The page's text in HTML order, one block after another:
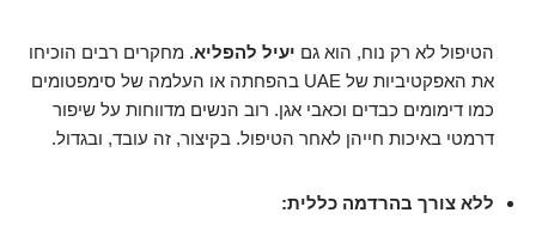
הטיפול לא רק נוח, הוא גם יעיל להפליא. מחקרים רבים הוכיחו
את האפקטיביות של UAE בהפחתה או העלמה של סימפטומים
כמו דימומים כבדים וכאבי אגן. רוב הנשים מדווחות על שיפור
דרמטי באיכות חייהן לאחר הטיפול. בקיצור, זה עובד, ובגדול.
ללא צורך בהרדמה כללית: